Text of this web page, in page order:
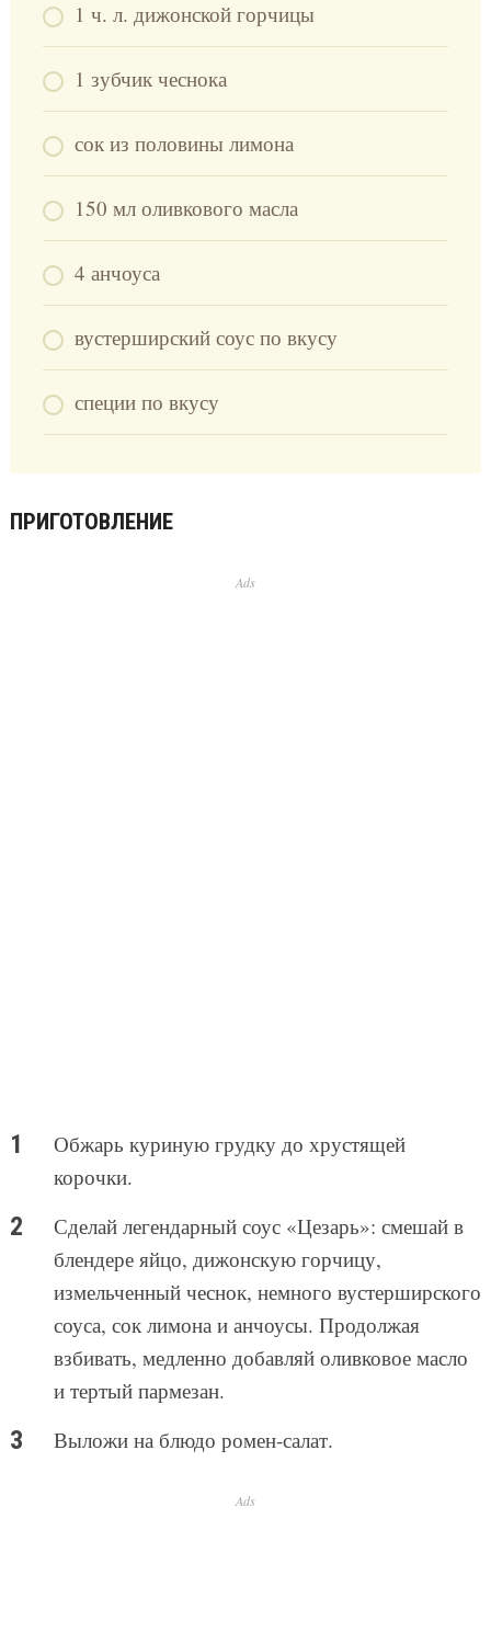
1 ч. л. дижонской горчицы
1 зубчик чеснока
сок из половины лимона
150 мл оливкового масла
4 анчоуса
вустерширский соус по вкусу
специи по вкусу
ПРИГОТОВЛЕНИЕ
Ads
Обжарь куриную грудку до хрустящей
корочки.
Сделай легендарный соус «Цезарь»: смешай в
блендере яйцо, дижонскую горчицу,
измельченный чеснок, немного вустерширского
соуса, сок лимона и анчоусы. Продолжая
взбивать, медленно добавляй оливковое масло
и тертый пармезан.
Выложи на блюдо ромен-салат.
Ads